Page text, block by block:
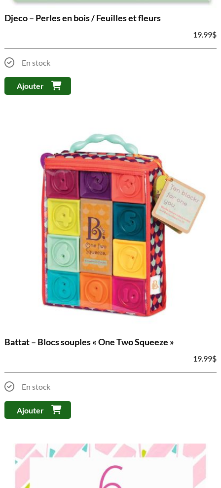
Djeco – Perles en bois / Feuilles et fleurs
19.99$
En stock
Ajouter
Battat – Blocs souples « One Two Squeeze »
19.99$
En stock
Ajouter